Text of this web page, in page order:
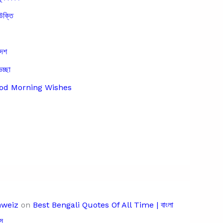
Morning Wishes
on Best Bengali Quotes Of All Time | বাংলা